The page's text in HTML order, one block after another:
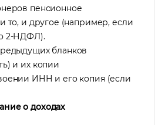
пенсионное
то, и другое (например, если
2-НДФЛ).
бланков
и их копии
ИНН и его копия (если
о доходах